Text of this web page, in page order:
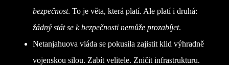
bezpečnost. To je věta, která platí. Ale platí i druhá:
žádný stát se k bezpečnosti nemůže prozabíjet.
Netanjahuova vláda se pokusila zajistit klid výhradně
vojenskou silou. Zabít velitele. Zničit infrastrukturu.